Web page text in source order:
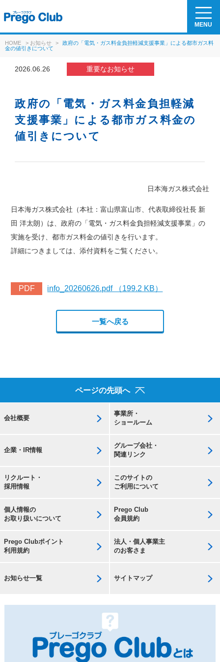
MENU
HOME > お知らせ >
政府の「電気・ガス料金負担軽減支援事業」による都市ガス料
金の値引きについて
2026.06.26 重要なお知らせ
政府の「電気・ガス料金負担軽減
支援事業」による都市ガス料金の
値引きについて
日本海ガス株式会社
日本海ガス株式会社（本社：富山県富山市、代表取締役社長 新
田 洋太朗）は、政府の「電気・ガス料金負担軽減支援事業」の
実施を受け、都市ガス料金の値引きを行います。
詳細につきましては、添付資料をご覧ください。
PDF info_20260626.pdf （199.2 KB）
一覧へ戻る
ページの先頭へ
会社概要
事業所・
ショールーム
企業・IR情報
グループ会社・
関連リンク
リクルート・
採用情報
このサイトの
ご利用について
個人情報の
お取り扱いについて
Prego Club
会員規約
Prego Clubポイント
利用規約
法人・個人事業主
のお客さま
お知らせ一覧 サイトマップ